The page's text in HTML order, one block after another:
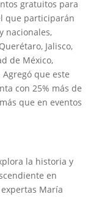
gratuitos para
que participarán
nacionales,
Jalisco,
de México,
que este
con 25% más de
que en eventos
la historia y
en
María